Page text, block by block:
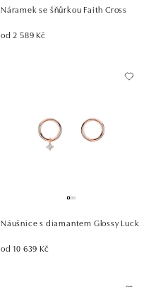
Náramek se šňůrkou Faith Cross
od 2 589 Kč
Náušnice s diamantem Glossy Luck
od 10 639 Kč